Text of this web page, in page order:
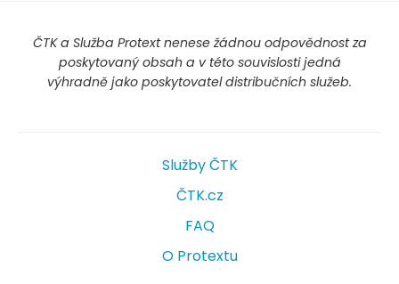
ČTK a Služba Protext nenese žádnou odpovědnost za
poskytovaný obsah a v této souvislosti jedná
výhradně jako poskytovatel distribučních služeb.
Služby ČTK
ČTK.cz
FAQ
O Protextu